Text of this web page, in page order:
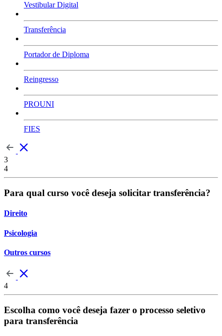
Vestibular Digital
Transferência
Portador de Diploma
Reingresso
PROUNI
FIES
3
4
Para qual curso você deseja solicitar transferência?
Direito
Psicologia
Outros cursos
4
Escolha como você deseja fazer o processo seletivo
para transferência